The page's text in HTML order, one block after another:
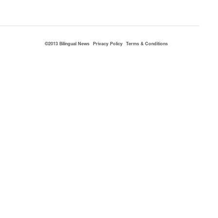
©2013 Bilingual News Privacy Policy Terms & Conditions